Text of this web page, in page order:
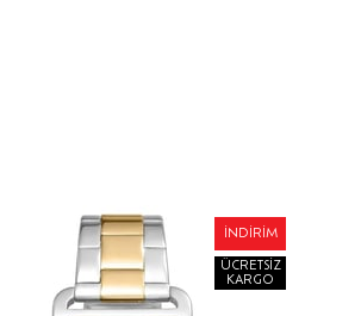
İNDIRIM
ÜCRETSIZ
KARGO